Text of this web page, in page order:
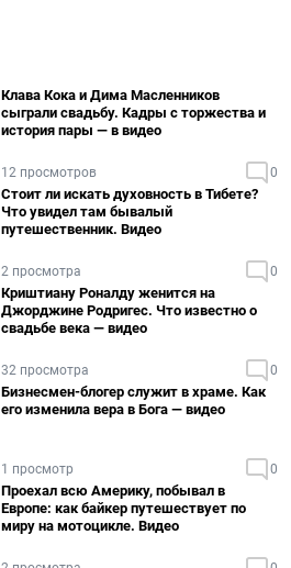
Клава Кока и Дима Масленников
сыграли свадьбу. Кадры с торжества и
история пары — в видео
12 просмотров 0
Стоит ли искать духовность в Тибете?
Что увидел там бывалый
путешественник. Видео
2 просмотра 0
Криштиану Роналду женится на
Джорджине Родригес. Что известно о
свадьбе века — видео
32 просмотра 0
Бизнесмен-блогер служит в храме. Как
его изменила вера в Бога — видео
1 просмотр 0
Проехал всю Америку, побывал в
Европе: как байкер путешествует по
миру на мотоцикле. Видео